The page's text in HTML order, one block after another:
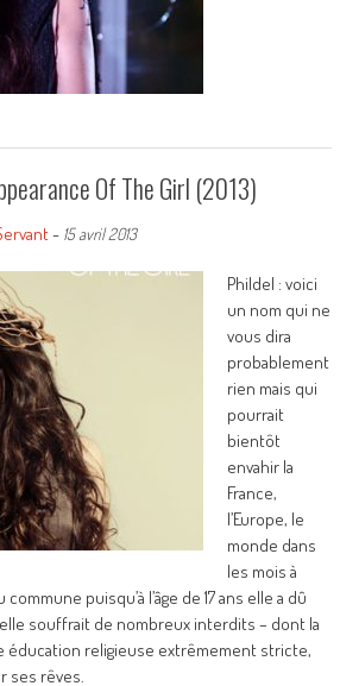
Of The Girl (2013)
- 15 avril 2013
Phildel : voici
un nom qui ne
vous dira
probablement
rien mais qui
pourrait
bientôt
envahir la
France,
l’Europe, le
monde dans
les mois à
puisqu’à l’âge de 17 ans elle a dû
souffrait de nombreux interdits – dont la
éducation religieuse extrêmement stricte,
ses rêves.